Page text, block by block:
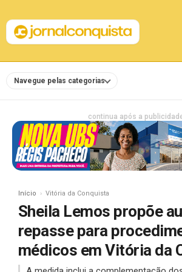
Navegue pelas categorias
continua após a
Início Vitória da Conquista
Sheila Lemos propõe
repasse para
médicos em Vitória da